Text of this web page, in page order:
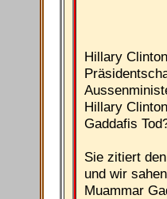
Hillary
Hillary
Gaddafis
Sie zitiert
und wir
Muammar